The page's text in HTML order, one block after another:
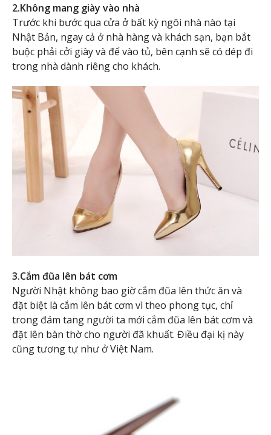
2.Không mang giày vào nhà
Trước khi bước qua cửa ở bất kỳ ngôi nhà nào tại
Nhật Bản, ngay cả ở nhà hàng và khách sạn, bạn bắt
buộc phải cởi giày và để vào tủ, bên cạnh sẽ có dép đi
trong nhà dành riêng cho khách.
3.Cắm đũa lên bát cơm
Người Nhật không bao giờ cắm đũa lên thức ăn và
đặt biệt là cắm lên bát cơm vì theo phong tục, chỉ
trong đám tang người ta mới cắm đũa lên bát cơm và
đặt lên bàn thờ cho người đã khuất. Điều đại kị này
cũng tương tự như ở Việt Nam.